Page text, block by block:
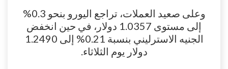
وعلى صعيد العملات، تراجع اليورو بنحو 0.3%
إلى مستوى 1.0357 دولار، في حين انخفض
الجنيه الاسترليني بنسبة 0.21% إلى 1.2490
دولار يوم الثلاثاء.